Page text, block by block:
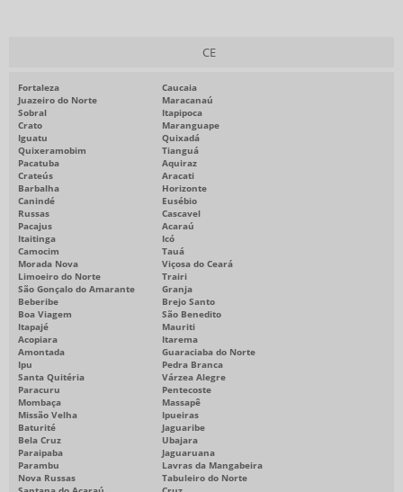
CE
Fortaleza
Caucaia
Juazeiro do Norte
Maracanaú
Sobral
Itapipoca
Crato
Maranguape
Iguatu
Quixadá
Quixeramobim
Tianguá
Pacatuba
Aquiraz
Crateús
Aracati
Barbalha
Horizonte
Canindé
Eusébio
Russas
Cascavel
Pacajus
Acaraú
Itaitinga
Icó
Camocim
Tauá
Morada Nova
Viçosa do Ceará
Limoeiro do Norte
Trairi
São Gonçalo do Amarante
Granja
Beberibe
Brejo Santo
Boa Viagem
São Benedito
Itapajé
Mauriti
Acopiara
Itarema
Amontada
Guaraciaba do Norte
Ipu
Pedra Branca
Santa Quitéria
Várzea Alegre
Paracuru
Pentecoste
Mombaça
Massapê
Missão Velha
Ipueiras
Baturité
Jaguaribe
Bela Cruz
Ubajara
Paraipaba
Jaguaruana
Parambu
Lavras da Mangabeira
Nova Russas
Tabuleiro do Norte